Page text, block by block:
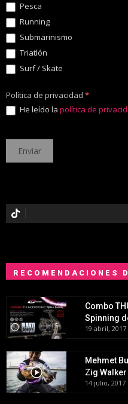
Pesca
Running
Submarinismo
Triatlón
Surf / Skate
Política de privacidad *
He leído la política de
RECOMENDACIONES
Combo
Spinning
19 abril, 2017
Mehmet
Zig
14 julio, 2017